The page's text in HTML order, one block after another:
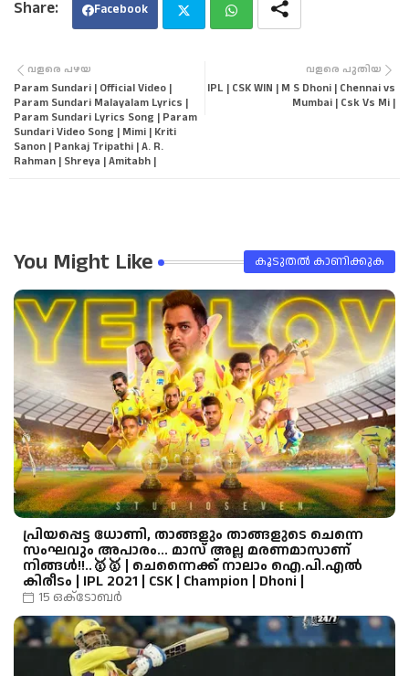
Facebook
tsa
വളരെ പുതിയ
IPL | CSK WIN | M S Dhoni | Chennai vs
Mumbai | Csk Vs Mi |
വളരെ പഴയ
Param Sundari | Official Video |
Param Sundari Malayalam Lyrics |
Param Sundari Lyrics Song | Param
Sundari Video Song | Mimi | Kriti
Sanon | Pankaj Tripathi | A. R.
Rahman | Shreya | Amitabh |
You Might Like കൂടുതൽ‍ കാണിക്കുക
പ്രിയപ്പെട്ട ധോണി, താങ്ങളും താങ്ങളുടെ ചെന്നെ
സംഘവും അപാരം... മാസ് അല്ല മരണമാസാണ്
നിങ്ങൾ!!..🥇🥇 | ചെന്നൈക്ക് നാലാം ഐ.പി.എല്‍
കിരീടം | IPL 2021 | CSK | Champion | Dhoni |
15 ഒക്‌ടോബർ